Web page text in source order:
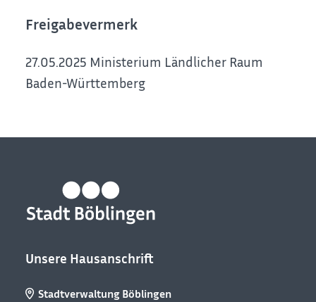
Freigabevermerk
27.05.2025 Ministerium Ländlicher Raum
Baden-Württemberg
Unsere Hausanschrift
Stadtverwaltung Böblingen